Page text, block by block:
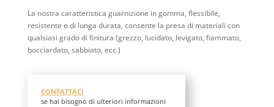
La nostra caratteristica guarnizione in gomma, flessibile,
resistente e di lunga durata, consente la presa di materiali con
qualsiasi grado di finitura (grezzo, lucidato, levigato, fiammato,
bocciardato, sabbiato, ecc.)
CONTATTACI
se hai bisogno di ulteriori informazioni